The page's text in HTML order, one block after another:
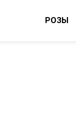
РОЗЫ